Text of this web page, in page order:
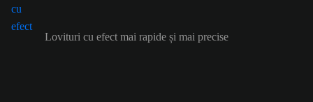
Lovituri cu efect mai rapide și mai precise